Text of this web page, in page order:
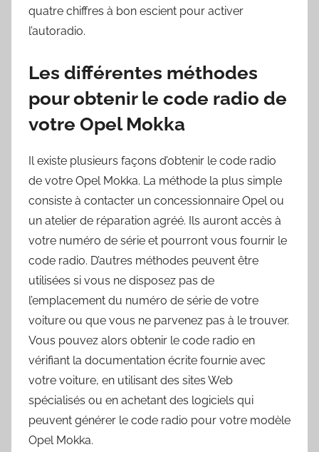
quatre chiffres à bon escient pour activer
l’autoradio.
Les différentes méthodes
pour obtenir le code radio de
votre Opel Mokka
Il existe plusieurs façons d’obtenir le code radio
de votre Opel Mokka. La méthode la plus simple
consiste à contacter un concessionnaire Opel ou
un atelier de réparation agréé. Ils auront accès à
votre numéro de série et pourront vous fournir le
code radio. D’autres méthodes peuvent être
utilisées si vous ne disposez pas de
l’emplacement du numéro de série de votre
voiture ou que vous ne parvenez pas à le trouver.
Vous pouvez alors obtenir le code radio en
vérifiant la documentation écrite fournie avec
votre voiture, en utilisant des sites Web
spécialisés ou en achetant des logiciels qui
peuvent générer le code radio pour votre modèle
Opel Mokka.